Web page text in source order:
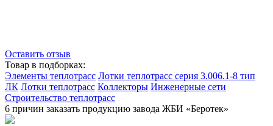
Оставить отзыв
Товар в подборках:
Элементы теплотрасс Лотки теплотрасс серия 3.006.1-8 тип
ЛК Лотки теплотрасс Коллекторы Инженерные сети
Строительство теплотрасс
6 причин заказать продукцию завода ЖБИ «Беротек»